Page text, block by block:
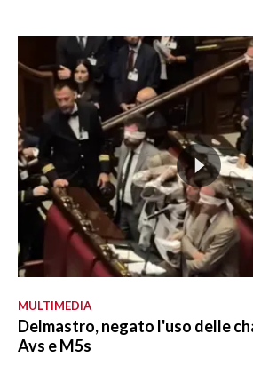
MULTIMEDIA
Delmastro, negato l'uso delle
Avs e M5s